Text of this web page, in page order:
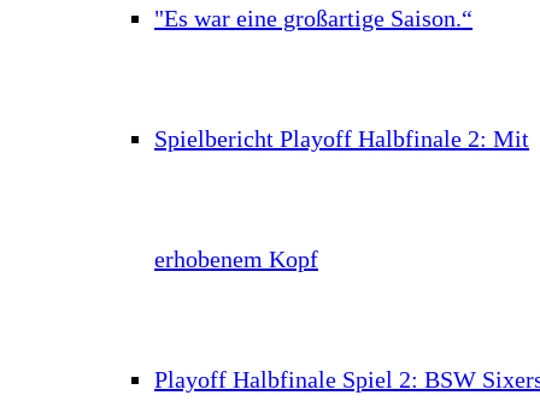
"Es war eine großartige Saison.“
Spielbericht Playoff Halbfinale 2: Mit
erhobenem Kopf
Playoff Halbfinale Spiel 2: BSW